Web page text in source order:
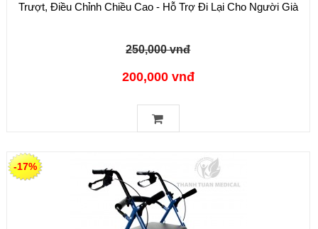
Trượt, Điều Chỉnh Chiều Cao - Hỗ Trợ Đi Lại Cho Người Già
250,000 vnđ
200,000 vnđ
-17%